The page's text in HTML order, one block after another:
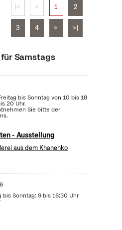
|< < 1 2
3 4 > >|
Samstags
bis Sonntag von 10 bis 18
20 Uhr.
Sie bitte der
- Ausstellung
aus dem Khanenko
Sonntag: 9 bis 16:30 Uhr